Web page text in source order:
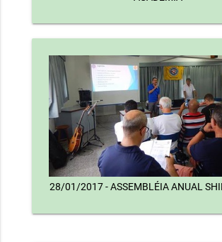
28/01/2017 - ASSEMBLÉIA ANUAL